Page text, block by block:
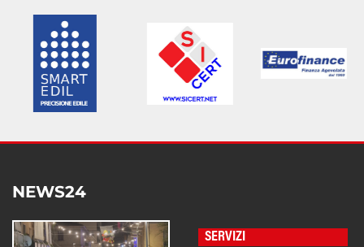
NEWS24
SERVIZI